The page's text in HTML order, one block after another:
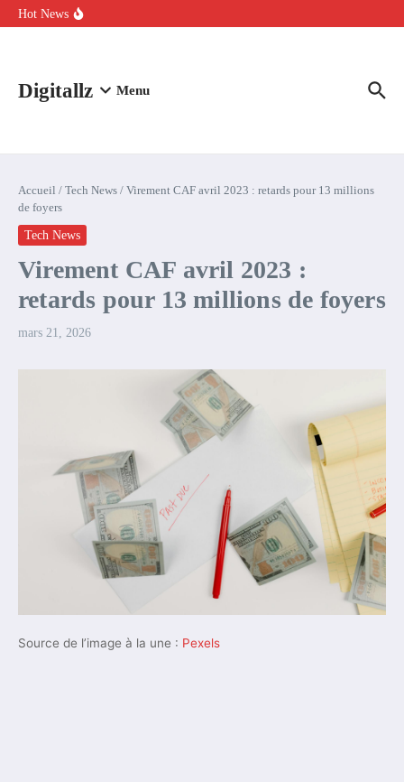
Aller au contenu
Hot News
Comment l’IA simplifie la data de caisse pour la transformer en
Digitallz Menu
Accueil / Tech News / Virement CAF avril 2023 : retards pour 13 millions
de foyers
Tech News
Virement CAF avril 2023 :
retards pour 13 millions de foyers
mars 21, 2026
Source de l’image à la une : Pexels